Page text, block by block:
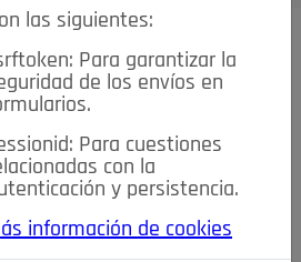
Ciencia&Tecnología
Estilo de Vida
Opinión IN
Pozuelo de Alarcón
Salud 🔴 En Directo
las siguientes:
Para garantizar la
de los envíos en
Para cuestiones
con la
y persistencia.
información de cookies